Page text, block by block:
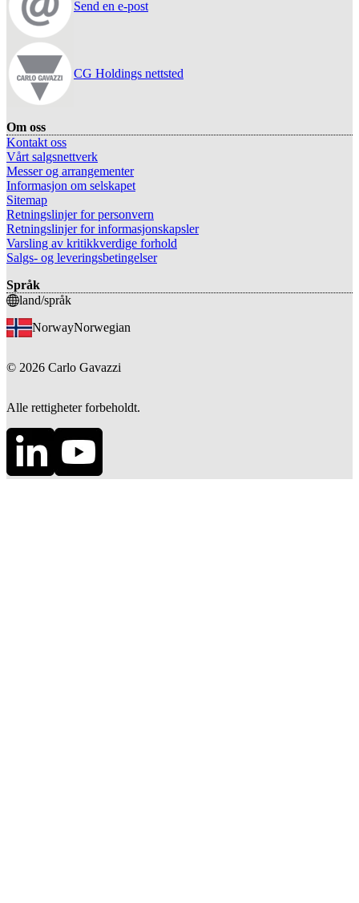
Send en e-post
CG Holdings nettsted
Om oss
Kontakt oss
Vårt salgsnettverk
Messer og arrangementer
Informasjon om selskapet
Sitemap
Retningslinjer for personvern
Retningslinjer for informasjonskapsler
Varsling av kritikkverdige forhold
Salgs- og leveringsbetingelser
Språk
land/språk
NorwayNorwegian
© 2026 Carlo Gavazzi
Alle rettigheter forbeholdt.